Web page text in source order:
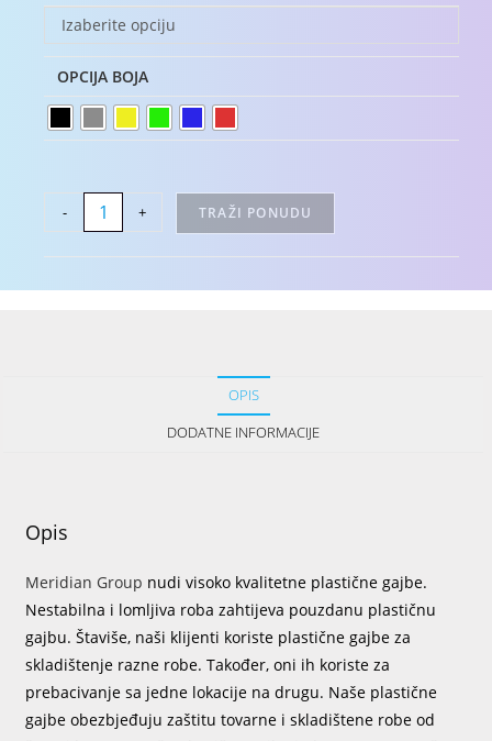
Izaberite opciju
OPCIJA BOJA
- + TRAŽI PONUDU
OPIS
DODATNE INFORMACIJE
Opis
Meridian Group nudi visoko kvalitetne plastične gajbe.
Nestabilna i lomljiva roba zahtijeva pouzdanu plastičnu
gajbu. Štaviše, naši klijenti koriste plastične gajbe za
skladištenje razne robe. Također, oni ih koriste za
prebacivanje sa jedne lokacije na drugu. Naše plastične
gajbe obezbjeđuju zaštitu tovarne i skladištene robe od